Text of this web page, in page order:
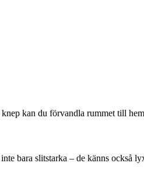
kan du förvandla rummet till
bara slitstarka – de känns också